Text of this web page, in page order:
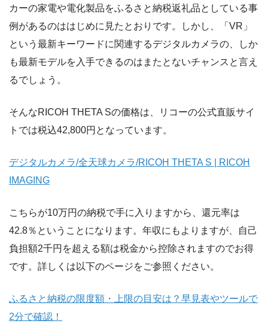
カーの家電や電化製品をふるさと納税返礼品としている事
例があるのははじめに見たとおりです。しかし、「VR」
という最新キーワードに関連するデジタルカメラの、しか
も最新モデルを入手できるのはまたとないチャンスと言え
るでしょう。
そんなRICOH THETA Sの価格は、リコーの公式直販サイ
トでは税込42,800円となっています。
デジタルカメラ/全天球カメラ/RICOH THETA S | RICOH
IMAGING
こちらが10万円の納税で手に入りますから、還元率は
42.8％ということになります。年収にもよりますが、自己
負担額2千円を超える額は税金から控除されますのでお得
です。詳しくは以下のページをご参照ください。
ふるさと納税の限度額・上限の目安は？早見表やツールで
2分で確認！